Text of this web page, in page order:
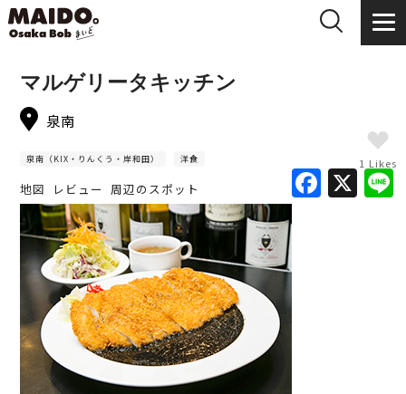
マルゲリータキッチン
泉南
1 Likes
F
a
X
泉南（KIX・りんくう・岸和田） 洋食
地図 レビュー 周辺のスポット